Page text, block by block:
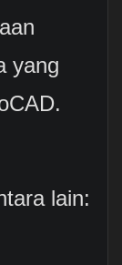
yang
lain: